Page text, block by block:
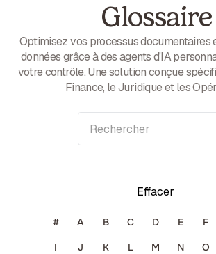
Glossaire
Optimisez vos processus documentaires
données grâce à des agents d'IA
votre contrôle. Une solution conçue
Finance, le Juridique et les
Effacer
# A B C D E F
I
J K L M N O